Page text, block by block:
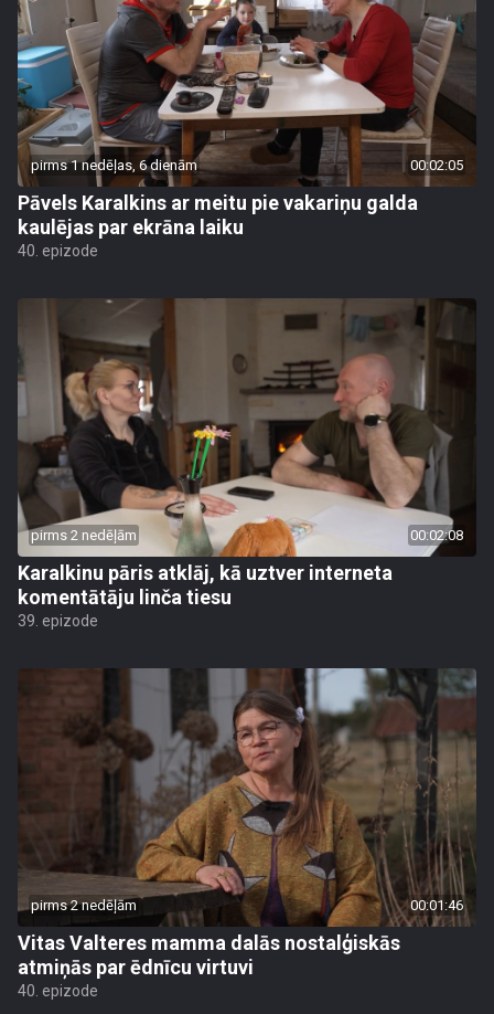
pirms 1 nedēļas, 6 dienām 00:02:05
Pāvels Karalkins ar meitu pie vakariņu galda
kaulējas par ekrāna laiku
40. epizode
pirms 2 nedēļām 00:02:08
Karalkinu pāris atklāj, kā uztver interneta
komentātāju linča tiesu
39. epizode
pirms 2 nedēļām 00:01:46
Vitas Valteres mamma dalās nostalģiskās
atmiņās par ēdnīcu virtuvi
40. epizode